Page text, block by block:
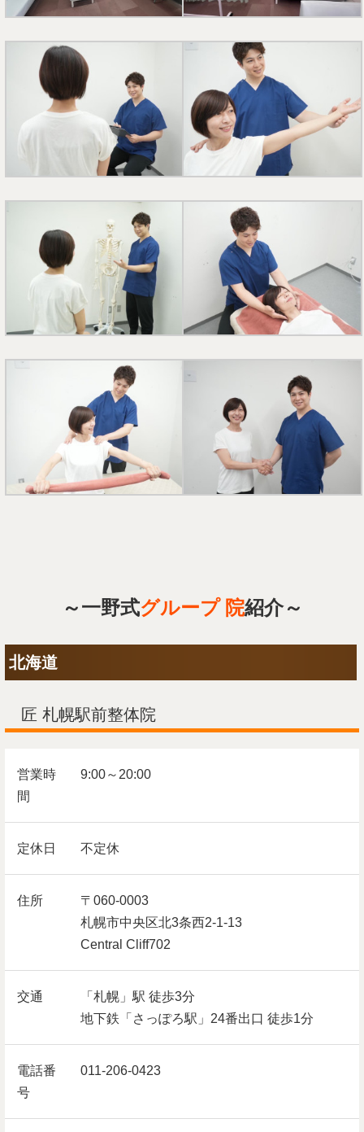
～一野式グループ 院紹介～
北海道
匠 札幌駅前整体院
営業時
間
9:00～20:00
定休日 不定休
住所
〒060-0003
札幌市中央区北3条西2-1-13
Central Cliff702
交通
「札幌」駅 徒歩3分
地下鉄「さっぽろ駅」24番出口 徒歩1分
電話番
号
011-206-0423